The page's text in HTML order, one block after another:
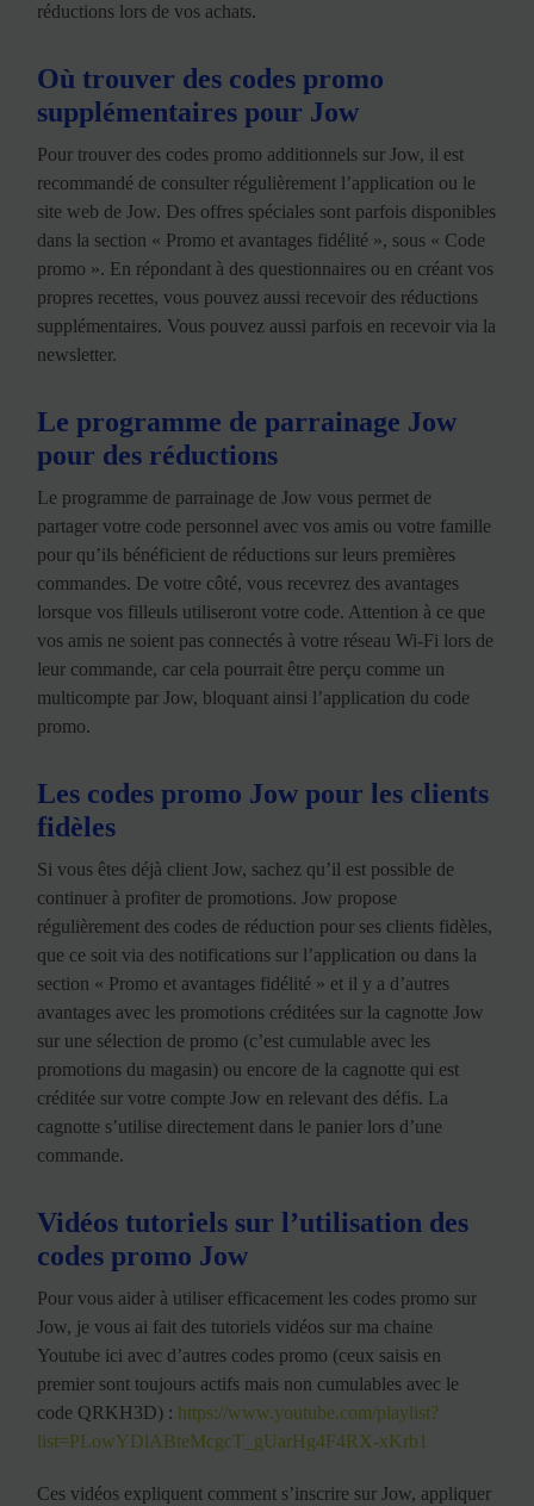
réductions lors de vos achats.
Où trouver des codes promo
supplémentaires pour Jow
Pour trouver des codes promo additionnels sur Jow, il est
recommandé de consulter régulièrement l’application ou le
site web de Jow. Des offres spéciales sont parfois disponibles
dans la section « Promo et avantages fidélité », sous « Code
promo ». En répondant à des questionnaires ou en créant vos
propres recettes, vous pouvez aussi recevoir des réductions
supplémentaires. Vous pouvez aussi parfois en recevoir via la
newsletter.
Le programme de parrainage Jow
pour des réductions
Le programme de parrainage de Jow vous permet de
partager votre code personnel avec vos amis ou votre famille
pour qu’ils bénéficient de réductions sur leurs premières
commandes. De votre côté, vous recevrez des avantages
lorsque vos filleuls utiliseront votre code. Attention à ce que
vos amis ne soient pas connectés à votre réseau Wi-Fi lors de
leur commande, car cela pourrait être perçu comme un
multicompte par Jow, bloquant ainsi l’application du code
promo.
Les codes promo Jow pour les clients
fidèles
Si vous êtes déjà client Jow, sachez qu’il est possible de
continuer à profiter de promotions. Jow propose
régulièrement des codes de réduction pour ses clients fidèles,
que ce soit via des notifications sur l’application ou dans la
section « Promo et avantages fidélité » et il y a d’autres
avantages avec les promotions créditées sur la cagnotte Jow
sur une sélection de promo (c’est cumulable avec les
promotions du magasin) ou encore de la cagnotte qui est
créditée sur votre compte Jow en relevant des défis. La
cagnotte s’utilise directement dans le panier lors d’une
commande.
Vidéos tutoriels sur l’utilisation des
codes promo Jow
Pour vous aider à utiliser efficacement les codes promo sur
Jow, je vous ai fait des tutoriels vidéos sur ma chaine
Youtube ici avec d’autres codes promo (ceux saisis en
premier sont toujours actifs mais non cumulables avec le
code QRKH3D) : https://www.youtube.com/playlist?
list=PLowYDlABteMcgcT_gUarHg4F4RX-xKrb1
Ces vidéos expliquent comment s’inscrire sur Jow, appliquer